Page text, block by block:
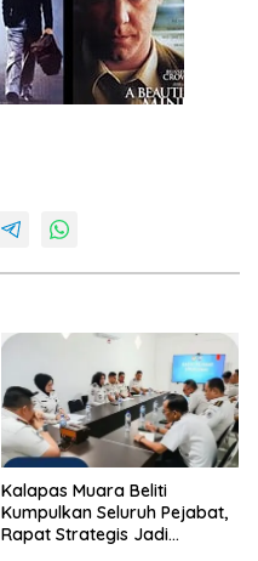
Kalapas Muara Beliti
Kumpulkan Seluruh Pejabat,
Rapat Strategis Jadi